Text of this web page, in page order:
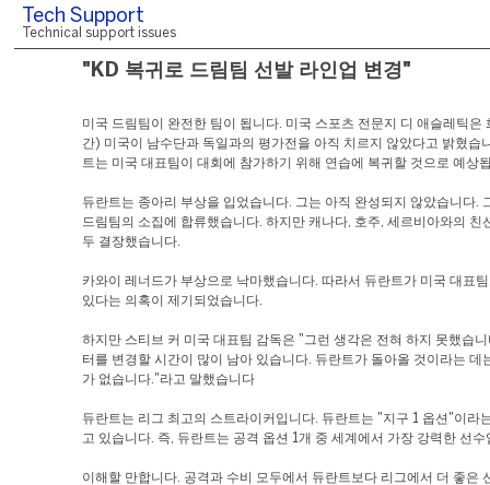
Tech Support
Technical support issues
"KD 복귀로 드림팀 선발 라인업 변경"
미국 드림팀이 완전한 팀이 됩니다. 미국 스포츠 전문지 디 애슬레틱은
간) 미국이 남수단과 독일과의 평가전을 아직 치르지 않았다고 밝혔습
트는 미국 대표팀이 대회에 참가하기 위해 연습에 복귀할 것으로 예상
듀란트는 종아리 부상을 입었습니다. 그는 아직 완성되지 않았습니다.
드림팀의 소집에 합류했습니다. 하지만 캐나다, 호주, 세르비아와의 친
두 결장했습니다.
카와이 레너드가 부상으로 낙마했습니다. 따라서 듀란트가 미국 대표
있다는 의혹이 제기되었습니다.
하지만 스티브 커 미국 대표팀 감독은 "그런 생각은 전혀 하지 못했습
터를 변경할 시간이 많이 남아 있습니다. 듀란트가 돌아올 것이라는 데
가 없습니다."라고 말했습니다
듀란트는 리그 최고의 스트라이커입니다. 듀란트는 "지구 1 옵션"이라
고 있습니다. 즉, 듀란트는 공격 옵션 1개 중 세계에서 가장 강력한 선수
이해할 만합니다. 공격과 수비 모두에서 듀란트보다 리그에서 더 좋은